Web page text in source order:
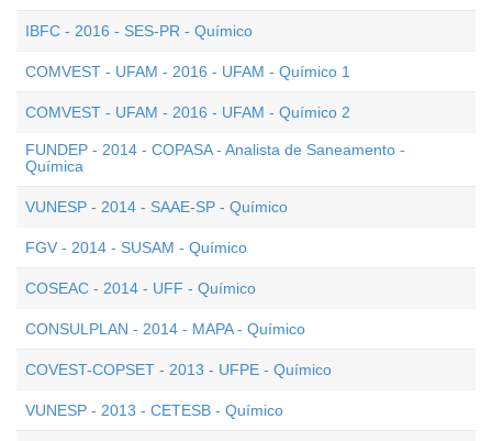
IBFC - 2016 - SES-PR - Químico
COMVEST - UFAM - 2016 - UFAM - Químico 1
COMVEST - UFAM - 2016 - UFAM - Químico 2
FUNDEP - 2014 - COPASA - Analista de Saneamento -
Química
VUNESP - 2014 - SAAE-SP - Químico
FGV - 2014 - SUSAM - Químico
COSEAC - 2014 - UFF - Químico
CONSULPLAN - 2014 - MAPA - Químico
COVEST-COPSET - 2013 - UFPE - Químico
VUNESP - 2013 - CETESB - Químico